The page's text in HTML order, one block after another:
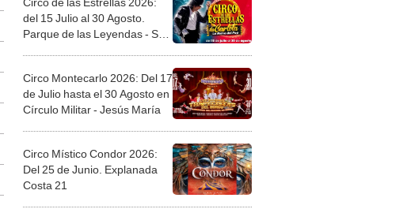
del 15 Julio al 30 Agosto.
Parque de las Leyendas - San
Miguel
de Julio hasta el 30 Agosto en
Círculo Militar - Jesús María
Del 25 de Junio. Explanada
Costa 21